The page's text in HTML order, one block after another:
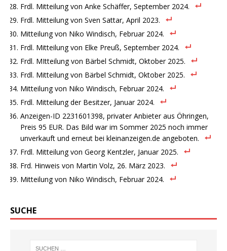
Frdl. Mitteilung von Anke Schäffer, September 2024.
Frdl. Mitteilung von Sven Sattar, April 2023.
Mitteilung von Niko Windisch, Februar 2024.
Frdl. Mitteilung von Elke Preuß, September 2024.
Frdl. MItteilung von Bärbel Schmidt, Oktober 2025.
Frdl. Mitteilung von Bärbel Schmidt, Oktober 2025.
Mitteilung von Niko Windisch, Februar 2024.
Frdl. Mitteilung der Besitzer, Januar 2024.
Anzeigen-ID 2231601398, privater Anbieter aus Öhringen,
Preis 95 EUR. Das Bild war im Sommer 2025 noch immer
unverkauft und erneut bei kleinanzeigen.de angeboten.
Frdl. Mitteilung von Georg Kentzler, Januar 2025.
Frd. Hinweis von Martin Volz, 26. März 2023.
Mitteilung von Niko Windisch, Februar 2024.
SUCHE